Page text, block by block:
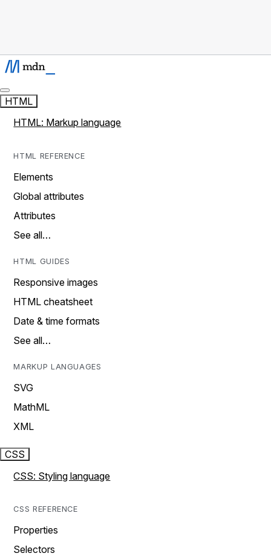
HTML
HTML: Markup language
HTML REFERENCE
Elements
Global attributes
Attributes
See all…
HTML GUIDES
Responsive images
HTML cheatsheet
Date & time formats
See all…
MARKUP LANGUAGES
SVG
MathML
XML
CSS
CSS: Styling language
CSS REFERENCE
Properties
Selectors